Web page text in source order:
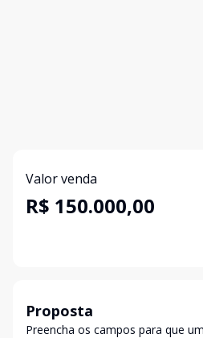
Valor venda
R$ 150.000,00
Proposta
Preencha os campos para que